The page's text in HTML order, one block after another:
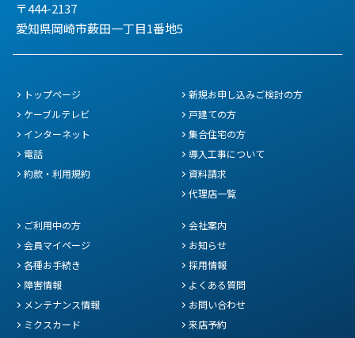
〒444-2137
愛知県岡崎市薮田一丁目1番地5
トップページ
ケーブルテレビ
インターネット
電話
約款・利用規約
新規お申し込みご検討の方
戸建ての方
集合住宅の方
導入工事について
資料請求
代理店一覧
ご利用中の方
会員マイページ
各種お手続き
障害情報
メンテナンス情報
ミクスカード
会社案内
お知らせ
採用情報
よくある質問
お問い合わせ
来店予約